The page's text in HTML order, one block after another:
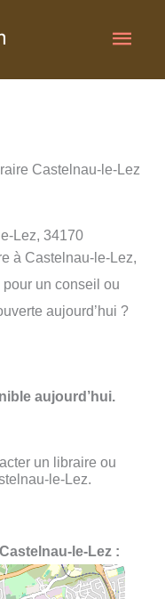
Castelnau-le-Lez
Lez, 34170
à Castelnau-le-Lez,
un conseil ou
aujourd’hui ?
aujourd’hui.
un libraire ou
le-Lez.
le-Lez :